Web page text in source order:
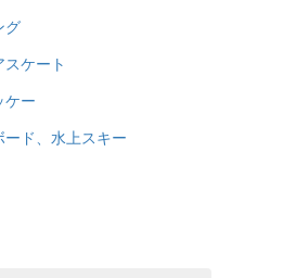
グ
スケート
ケー
ード、水上スキー